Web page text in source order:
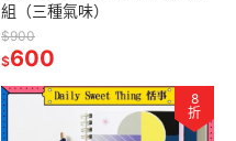
組（三種氣味）
$900
$600
8
折